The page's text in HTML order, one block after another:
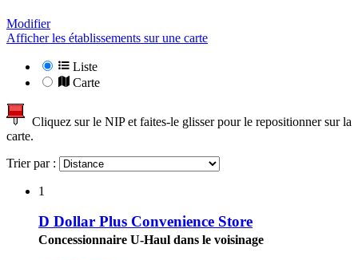
Modifier
Afficher les établissements sur une carte
Liste
Carte
Cliquez sur le NIP et faites-le glisser pour le repositionner sur la
carte.
Trier par :
1
D Dollar Plus Convenience Store
Concessionnaire U-Haul dans le voisinage